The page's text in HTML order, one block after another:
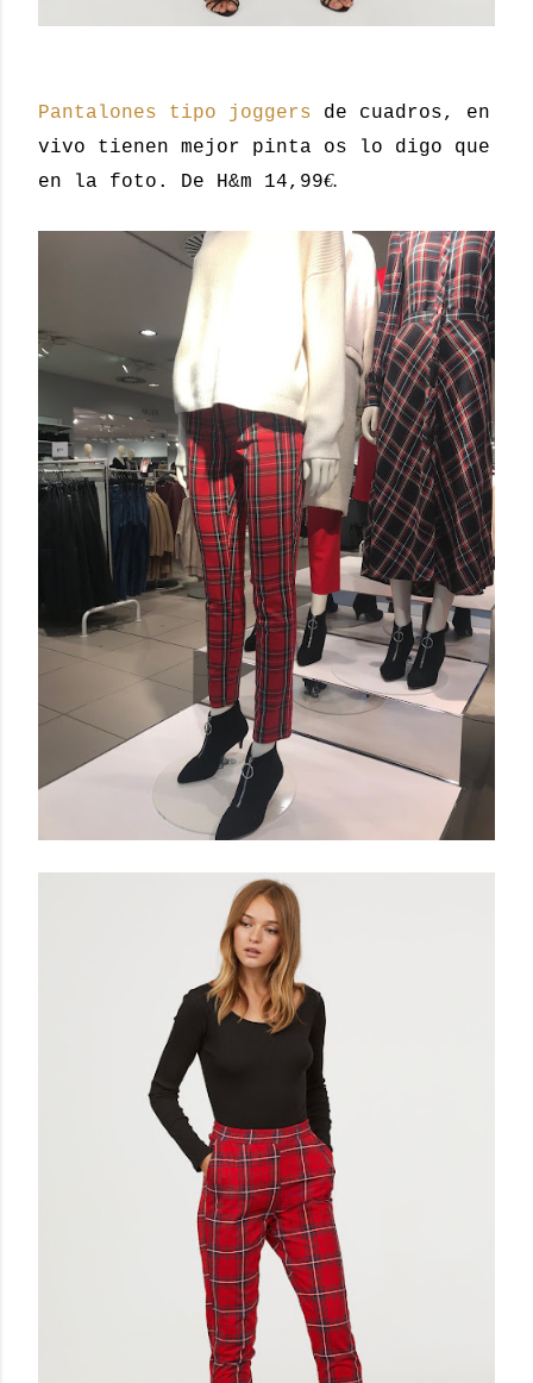
Pantalones tipo joggers de cuadros, en
vivo tienen mejor pinta os lo digo que
en la foto. De H&m 14,99€.